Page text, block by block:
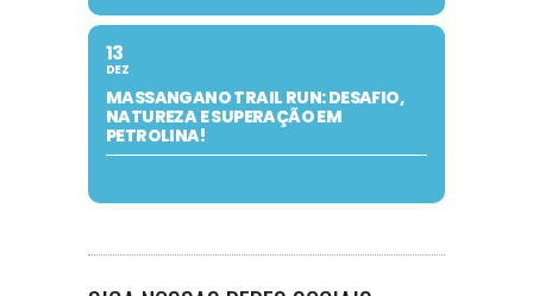
13
DEZ
MASSANGANO TRAIL RUN: DESAFIO,
NATUREZA E SUPERAÇÃO EM
PETROLINA!